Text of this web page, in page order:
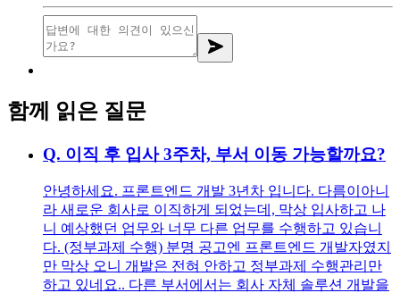
함께 읽은 질문
Q. 이직 후 입사 3주차, 부서 이동 가능할까요?
안녕하세요. 프론트엔드 개발 3년차 입니다. 다름이아니
라 새로운 회사로 이직하게 되었는데, 막상 입사하고 나
니 예상했던 업무와 너무 다른 업무를 수행하고 있습니
다. (정부과제 수행) 분명 공고엔 프론트엔드 개발자였지
만 막상 오니 개발은 전혀 안하고 정부과제 수행관리만
하고 있네요.. 다른 부서에서는 회사 자체 솔루션 개발을